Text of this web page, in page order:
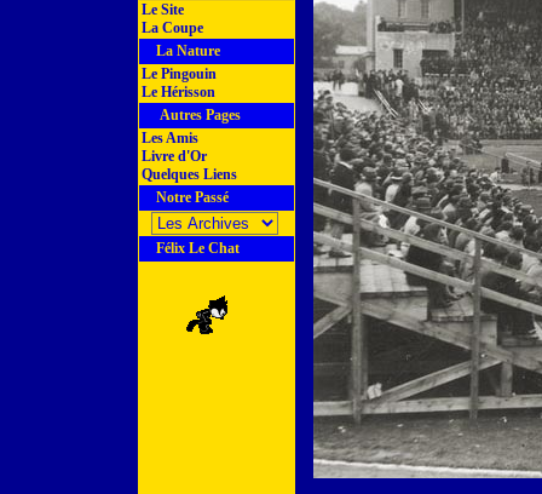
Le Site
La Coupe
La Nature
Le Pingouin
Le Hérisson
Autres Pages
Les Amis
Livre d'Or
Quelques Liens
Notre Passé
Félix Le Chat